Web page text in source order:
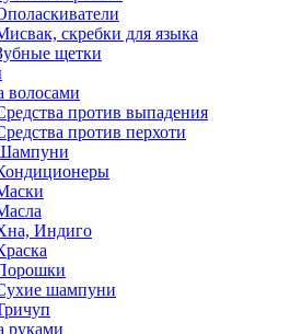
скребки для языка
щетки
волосами
против выпадения
против перхоти
Индиго
шампуни
руками